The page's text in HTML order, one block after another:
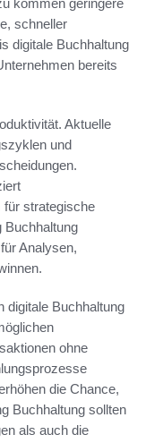
kommen geringere
schneller
digitale Buchhaltung
bereits
Aktuelle
und
für strategische
Buchhaltung
Analysen,
digitale Buchhaltung
ohne
die Chance,
Buchhaltung sollten
als auch die